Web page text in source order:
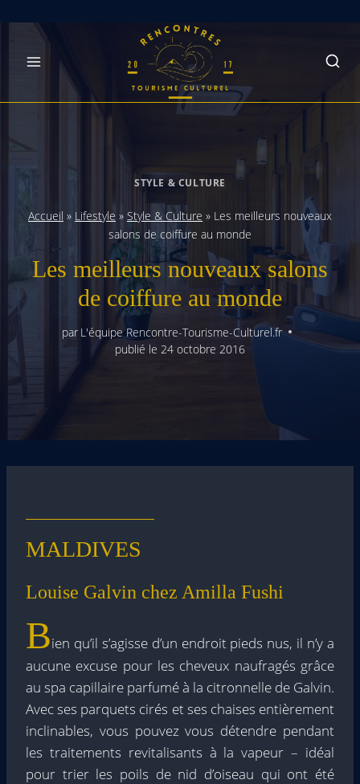
STYLE & CULTURE
Accueil » Lifestyle » Style & Culture » Les meilleurs nouveaux
salons de coiffure au monde
Les meilleurs nouveaux salons
de coiffure au monde
par L'équipe Rencontre-Tourisme-Culturel.fr
publié le 24 octobre 2016
MALDIVES
Louise Galvin chez Amilla Fushi
Bien qu’il s’agisse d’un endroit pieds nus, il n’y a
aucune excuse pour les cheveux naufragés grâce
au spa capillaire parfumé à la citronnelle de Galvin.
Avec ses parquets cirés et ses chaises entièrement
inclinables, vous pouvez vous détendre pendant
les traitements revitalisants à la vapeur – idéal
pour trier les poils de nid d’oiseau qui ont été